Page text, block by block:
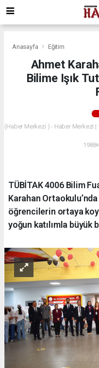
Anasayfa Eğitim
Ahmet
Bilime Işık
(Haber Merkezi ) - Haber Merkezi |
TÜBİTAK 4006 Bilim
Karahan
öğrencilerin ortaya
yoğun katılımla büyük